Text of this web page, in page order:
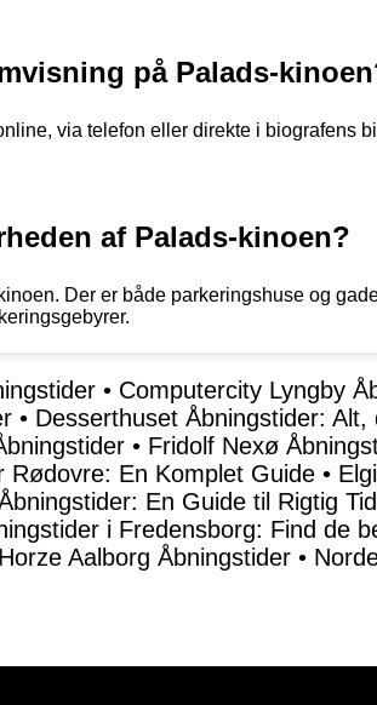
på Palads-
via telefon eller direkte i biografens
af Palads-kinoen?
Der er både parkeringshuse og
• Computercity Lyngby
• Desserthuset Åbningstider:
• Fridolf Nexø
Rødovre: En Komplet Guide •
En Guide til Rigtig
i Fredensborg: Find de
Horze Aalborg Åbningstider •